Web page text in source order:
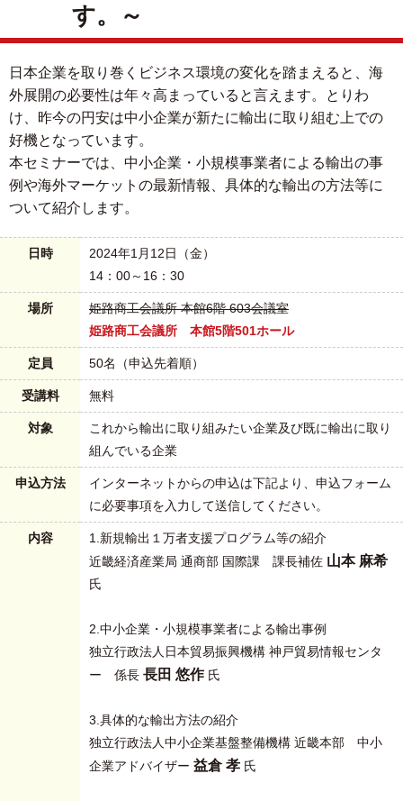
す。～
日本企業を取り巻くビジネス環境の変化を踏まえると、海
外展開の必要性は年々高まっていると言えます。とりわ
け、昨今の円安は中小企業が新たに輸出に取り組む上での
好機となっています。
本セミナーでは、中小企業・小規模事業者による輸出の事
例や海外マーケットの最新情報、具体的な輸出の方法等に
ついて紹介します。
日時
2024年1月12日（金）
14：00～16：30
場所
姫路商工会議所 本館6階 603会議室
姫路商工会議所 本館5階501ホール
定員 50名（申込先着順）
受講料 無料
対象
これから輸出に取り組みたい企業及び既に輸出に取り
組んでいる企業
申込方法
インターネットからの申込は下記より、申込フォーム
に必要事項を入力して送信してください。
内容
1.新規輸出１万者支援プログラム等の紹介
近畿経済産業局 通商部 国際課 課長補佐 山本 麻希
氏
2.中小企業・小規模事業者による輸出事例
独立行政法人日本貿易振興機構 神戸貿易情報センタ
ー 係長 長田 悠作 氏
3.具体的な輸出方法の紹介
独立行政法人中小企業基盤整備機構 近畿本部 中小
企業アドバイザー 益倉 孝 氏